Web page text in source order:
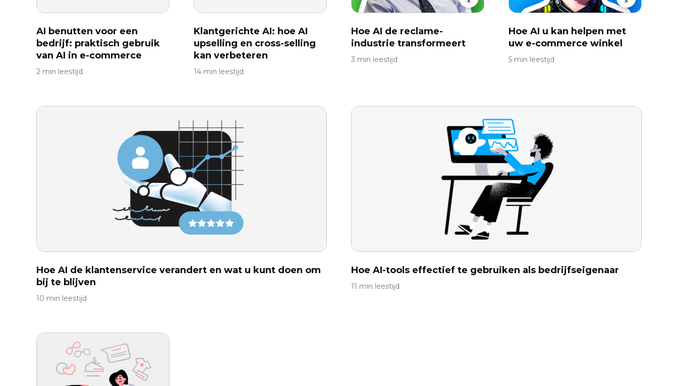
AI benutten voor een
bedrijf: praktisch gebruik
van AI in e-commerce
2 min leestijd
Klantgerichte AI: hoe AI
upselling en cross-selling
kan verbeteren
14 min leestijd
Hoe AI de reclame-
industrie transformeert
3 min leestijd
Hoe AI u kan helpen met
uw e-commerce winkel
5 min leestijd
Hoe AI de klantenservice verandert en wat u kunt doen om
bij te blijven
10 min leestijd
Hoe AI-tools effectief te gebruiken als bedrijfseigenaar
11 min leestijd